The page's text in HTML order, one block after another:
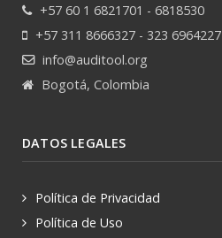
+57 60 1 6821701 - 6818530
+57 311 8666327 - 323 6964227
info@auditool.org
Bogotá, Colombia
DATOS LEGALES
Política de Privacidad
Política de Uso